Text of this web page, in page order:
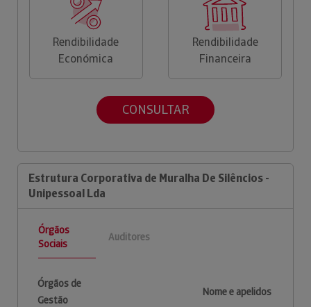
Rendibilidade
Económica
Rendibilidade
Financeira
CONSULTAR
Estrutura Corporativa de Muralha De Silêncios -
Unipessoal Lda
Órgãos
Sociais
Auditores
Órgãos de
Gestão
Nome e apelidos